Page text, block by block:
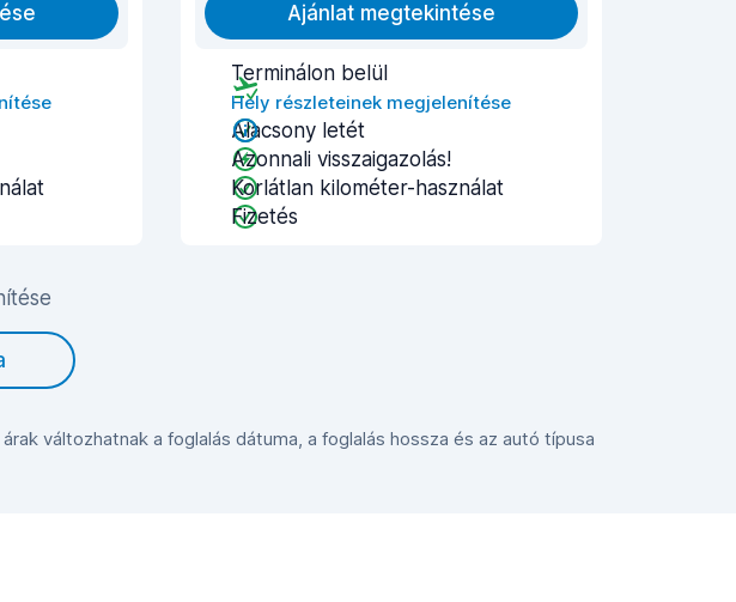
Ajánlat megtekintése
Terminálon belül
Hely részleteinek megjelenítése
Alacsony letét
Azonnali visszaigazolás!
Korlátlan kilométer-használat
Fizetés
változhatnak a foglalás dátuma, a foglalás hossza és az autó típusa